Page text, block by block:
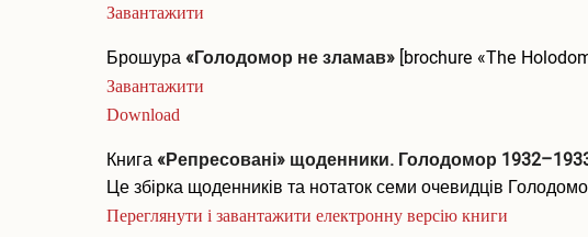
Завантажити
Брошура«Голодомор не зламав» [brochure «The
Завантажити
Download
Книга«Репресовані» щоденники. Голодомор 1932–1933
Це збірка щоденників та нотаток семи очевидців
Переглянути і завантажити електронну версію книги